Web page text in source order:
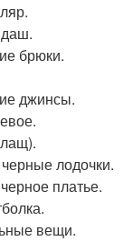
брюки.
джинсы.
лодочки.
платье.
вещи.